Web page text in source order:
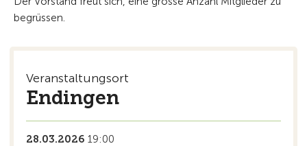
begrüssen.
Veranstaltungsort
Endingen
28.03.2026 19:00